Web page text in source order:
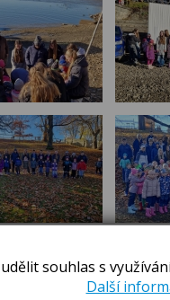
souhlas s
Další